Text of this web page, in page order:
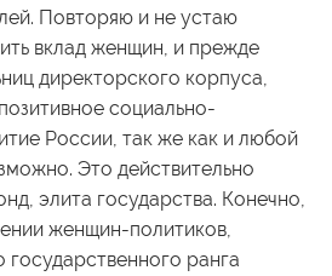
Повторяю и не устаю
вклад женщин, и прежде
директорского корпуса,
социально-
России, так же как и любой
Это действительно
элита государства. Конечно,
женщин-политиков,
государственного ранга